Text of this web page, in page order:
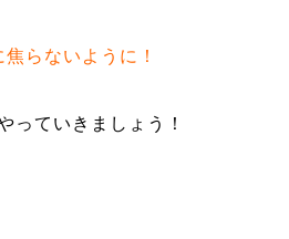
らないように！
っていきましょう！